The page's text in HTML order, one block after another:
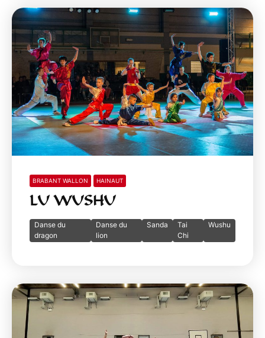
BRABANT WALLON HAINAUT
LU WUSHU
Danse du
dragon
Danse du
lion
Sanda
Tai
Chi
Wushu